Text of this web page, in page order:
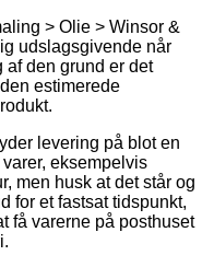
> Olie > Winsor &
udslagsgivende når
af den grund er det
estimerede
levering på blot en
eksempelvis
men husk at det står og
for et fastsat tidspunkt,
få varerne på posthuset